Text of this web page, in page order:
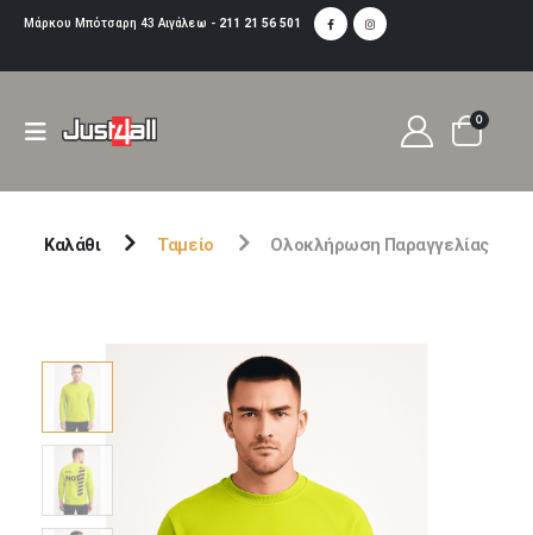
Μάρκου Μπότσαρη 43 Αιγάλεω - 211 21 56 501
0
Καλάθι Ταμείο Ολοκλήρωση Παραγγελίας